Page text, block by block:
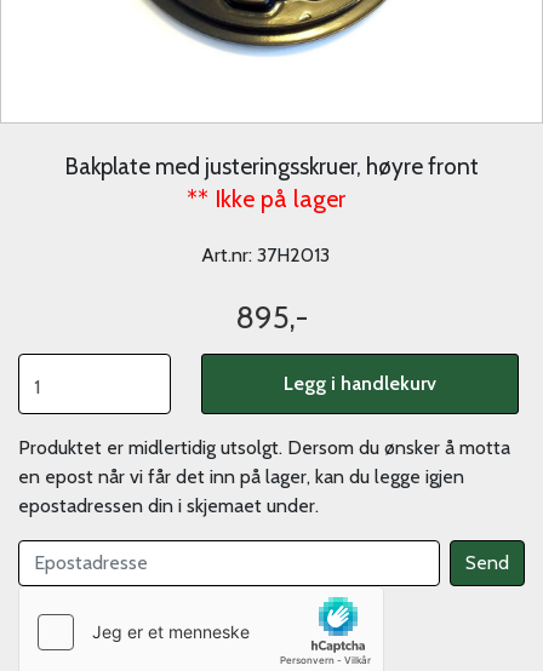
Bakplate med justeringsskruer, høyre front
** Ikke på lager
Art.nr: 37H2013
895,-
Legg i handlekurv
Produktet er midlertidig utsolgt. Dersom du ønsker å motta
en epost når vi får det inn på lager, kan du legge igjen
epostadressen din i skjemaet under.